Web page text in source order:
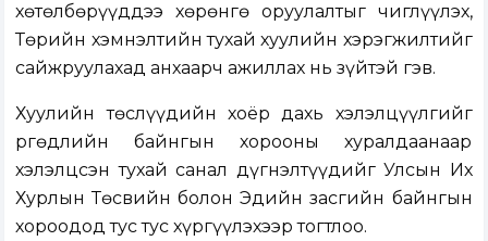
хөтөлбөрүүддээ хөрөнгө оруулалтыг чиглүүлэх,
Төрийн хэмнэлтийн тухай хуулийн хэрэгжилтийг
сайжруулахад анхаарч ажиллах нь зүйтэй гэв.
Хуулийн төслүүдийн хоёр дахь хэлэлцүүлгийг
Өргөдлийн байнгын хорооны хуралдаанаар
хэлэлцсэн тухай санал дүгнэлтүүдийг Улсын Их
Хурлын Төсвийн болон Эдийн засгийн байнгын
хороодод тус тус хүргүүлэхээр тогтлоо.